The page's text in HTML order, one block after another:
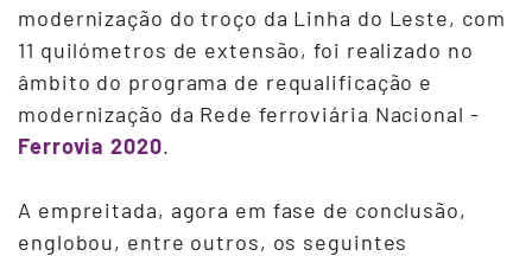
modernização do troço da Linha do Leste, com
11 quilómetros de extensão, foi realizado no
âmbito do programa de requalificação e
modernização da Rede ferroviária Nacional -
Ferrovia 2020.
A empreitada, agora em fase de conclusão,
englobou, entre outros, os seguintes